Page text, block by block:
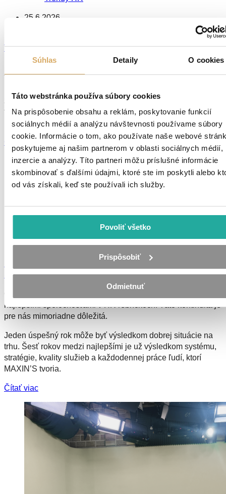
Súhlas Detaily O cookies
Táto webstránka používa súbory cookies
Na prispôsobenie obsahu a reklám, poskytovanie funkcií
sociálnych médií a analýzu návštevnosti používame súbory
cookie. Informácie o tom, ako používate naše webové
poskytujeme aj našim partnerom v oblasti sociálnych médií,
inzercie a analýzy. Títo partneri môžu príslušné informácie
skombinovať s ďalšími údajmi, ktoré ste im poskytli alebo
od vás získali, keď ste používali ich služby.
Povoliť všetko
Prispôsobiť
Odmietnuť
25.6.2026
Transparentnosť odmeňovania: 5 krokov, ktoré firmám ušetria
problémy
Transparentnosť miezd je realitou a firmy čaká veľké
zmenu ako na príležitosť. Týchto päť pravidiel pomôže
firmám nastaviť férové odmeňovanie, posilniť employer
branding a vyhnúť sa rizikám.
Dočasné zamestnávanie
Dočasné zamestnávanie
MAXIN’S News
Simona Šoltysová
MAXIN’S opäť medzi najlepšími HR spoločnosťami na
Slovensku
najlepšími spoločnosťami v HR rebríčkoch. Táto kontinuita je
pre nás mimoriadne dôležitá.
Jeden úspešný rok môže byť výsledkom dobrej situácie na
trhu. Šesť rokov medzi najlepšími je už výsledkom systému,
stratégie, kvality služieb a každodennej práce ľudí, ktorí
MAXIN’S tvoria.
Čítať viac